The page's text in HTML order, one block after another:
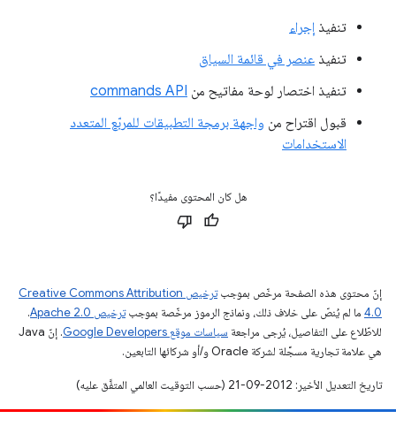
تنفيذ إجراء
تنفيذ عنصر في قائمة السياق
تنفيذ اختصار لوحة مفاتيح من commands API
قبول اقتراح من واجهة برمجة التطبيقات للمربّع المتعدد
الاستخدامات
هل كان المحتوى مفيدًا؟
إنّ محتوى هذه الصفحة مرخّص بموجب
ترخيص Creative Commons Attribution
4.0‏ ما لم يُنصّ على خلاف ذلك، ونماذج الرموز مرخّصة بموجبترخيص Apache 2.0‏
.
للاطّلاع على التفاصيل، يُرجى مراجعة سياسات موقع Google Developers‏
. إنّ Java
هي علامة تجارية مسجَّلة لشركة Oracle و/أو شركائها التابعين.
تاريخ التعديل الأخير: 2012-09-21 (حسب التوقيت العالمي المتفَّق عليه)